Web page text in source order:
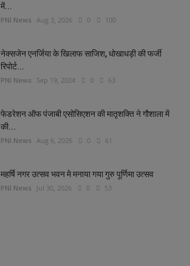
में...
PNI News Aug 3, 2026 0 100
नेक्सजेन एनर्जिया के खिलाफ साजिश, धोखाधड़ी की फर्जी
रिपोर्ट...
PNI News Sep 19, 2024 0 63
फेडरेशन ऑफ पंजाबी एसोसिएशन की मातृशक्ति ने गौशाला में
की...
PNI News Aug 6, 2026 0 61
महर्षि नगर उत्सव भवन मे मनाया गया गुरु पूर्णिमा उत्सव
PNI News Jul 30, 2026 0 53